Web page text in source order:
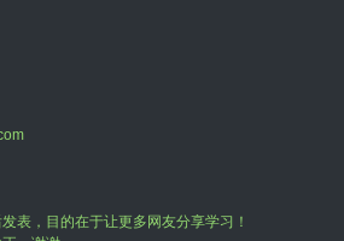
表，目的在于让更多网友分享学习！